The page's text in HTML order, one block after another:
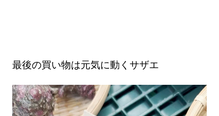
最後の買い物は元気に動くサザエ